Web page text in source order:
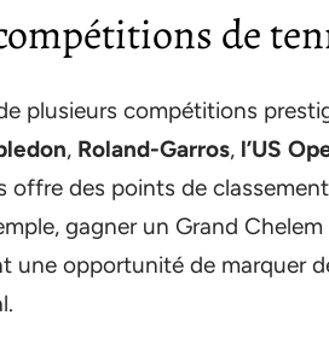
de
plusieurs compétitions
, Roland-Garros, l’US
offre des points de
gagner un Grand
une opportunité de marquer